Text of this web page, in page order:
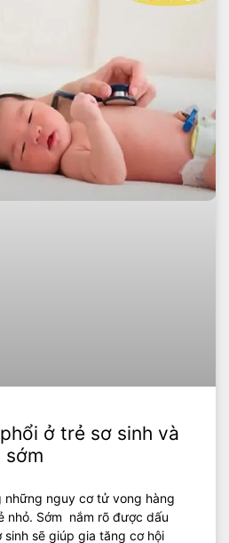
ở trẻ sơ sinh và
sớm
những nguy cơ tử vong hàng
nhỏ. Sớm nắm rõ được dấu
sinh sẽ giúp gia tăng cơ hội